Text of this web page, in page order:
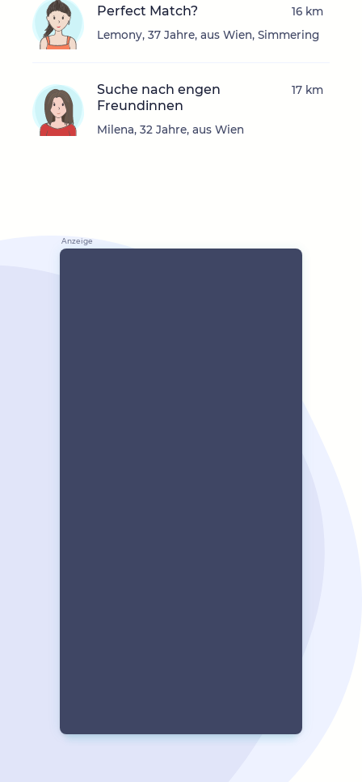
Perfect Match?
Lemony, 37 Jahre, aus Wien, Simmering
16 km
Suche nach engen
Freundinnen
Milena, 32 Jahre, aus Wien
17 km